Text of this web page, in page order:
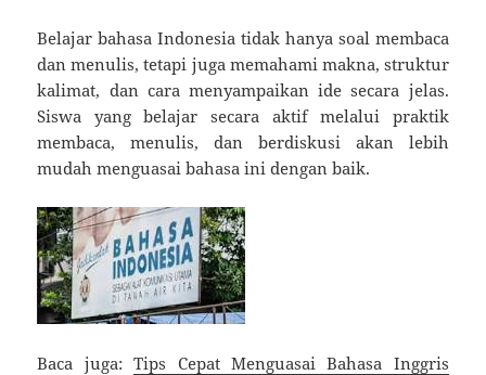
Belajar bahasa Indonesia tidak hanya soal membaca
dan menulis, tetapi juga memahami makna, struktur
kalimat, dan cara menyampaikan ide secara jelas.
Siswa yang belajar secara aktif melalui praktik
membaca, menulis, dan berdiskusi akan lebih
mudah menguasai bahasa ini dengan baik.
Baca juga:Tips Cepat Menguasai Bahasa Inggris